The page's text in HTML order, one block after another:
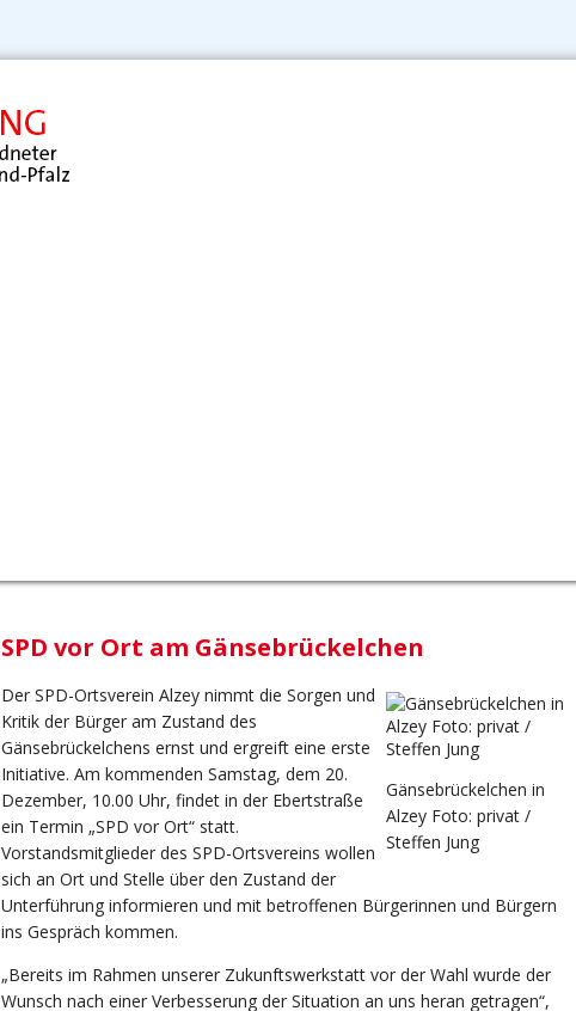
SPD vor Ort am Gänsebrückelchen
Gänsebrückelchen in
Alzey Foto: privat /
Steffen Jung
Der SPD-Ortsverein Alzey nimmt die Sorgen und
Kritik der Bürger am Zustand des
Gänsebrückelchens ernst und ergreift eine erste
Initiative. Am kommenden Samstag, dem 20.
Dezember, 10.00 Uhr, findet in der Ebertstraße
ein Termin „SPD vor Ort“ statt.
Vorstandsmitglieder des SPD-Ortsvereins wollen
sich an Ort und Stelle über den Zustand der
Unterführung informieren und mit betroffenen Bürgerinnen und Bürgern
ins Gespräch kommen.
„Bereits im Rahmen unserer Zukunftswerkstatt vor der Wahl wurde der
Wunsch nach einer Verbesserung der Situation an uns heran getragen“,